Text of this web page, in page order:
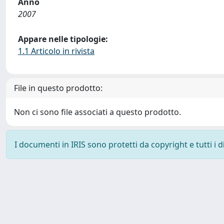
2007
Appare nelle tipologie:
1.1 Articolo in rivista
File in questo prodotto:
Non ci sono file associati a questo prodotto.
I documenti in IRIS sono protetti da copyright e tutti i